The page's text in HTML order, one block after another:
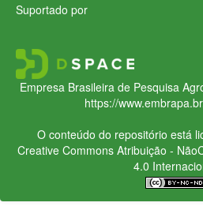
Suportado por
Empresa Brasileira de Pesquisa
https://
O conteúdo do repositório está
Creative CommonsAtribuição -
4.0